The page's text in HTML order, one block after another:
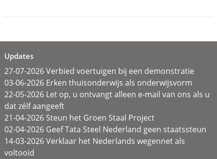
Updates
27-07-2026 Verbied voertuigen bij een demonstratie
03-06-2026 Erken thuisonderwijs als onderwijsvorm
22-05-2026 Let op, u ontvangt alleen e-mail van ons als u
dat zélf aangeeft
21-04-2026 Steun het Groen Staal Project
02-04-2026 Geef Tata Steel Nederland geen staatssteun
14-03-2026 Verklaar het Nederlands wegennet als
voltooid